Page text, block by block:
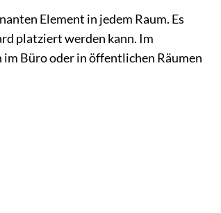
Element in jedem Raum. Es
platziert werden kann. Im
Büro oder in öffentlichen Räumen